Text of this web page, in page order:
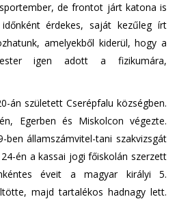
de frontot járt katona is
érdekes, saját kezűleg írt
amelyekből kiderül, hogy a
igen adott a fizikumára,
án született Cserépfalu községben.
Egerben és Miskolcon végezte.
ben államszámvitel-tani szakvizsgát
én a kassai jogi főiskolán szerzett
éveit a magyar királyi 5.
majd tartalékos hadnagy lett.